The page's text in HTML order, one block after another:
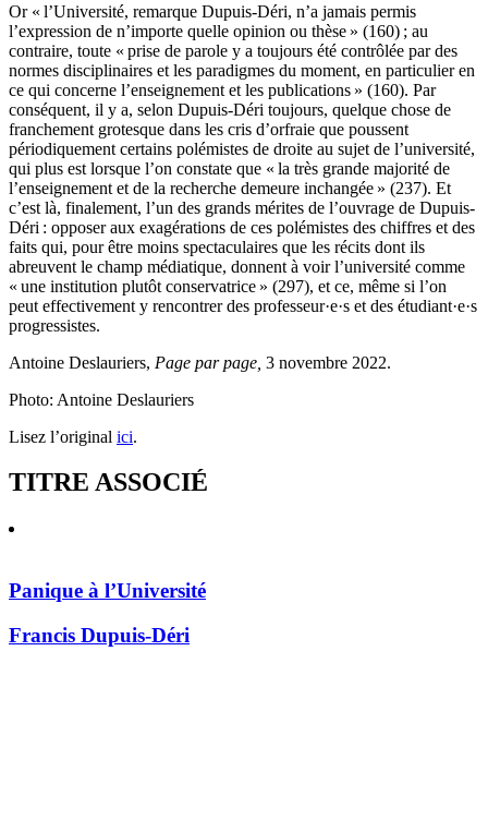
Or « l’Université, remarque Dupuis-Déri, n’a jamais permis
l’expression de n’importe quelle opinion ou thèse » (160) ; au
contraire, toute « prise de parole y a toujours été contrôlée par des
normes disciplinaires et les paradigmes du moment, en particulier en
ce qui concerne l’enseignement et les publications » (160). Par
conséquent, il y a, selon Dupuis-Déri toujours, quelque chose de
franchement grotesque dans les cris d’orfraie que poussent
périodiquement certains polémistes de droite au sujet de l’université,
qui plus est lorsque l’on constate que « la très grande majorité de
l’enseignement et de la recherche demeure inchangée » (237). Et
c’est là, finalement, l’un des grands mérites de l’ouvrage de Dupuis-
Déri : opposer aux exagérations de ces polémistes des chiffres et des
faits qui, pour être moins spectaculaires que les récits dont ils
abreuvent le champ médiatique, donnent à voir l’université comme
« une institution plutôt conservatrice » (297), et ce, même si l’on
peut effectivement y rencontrer des professeur·e·s et des étudiant·e·s
progressistes.
Antoine Deslauriers, Page par page, 3 novembre 2022.
Photo: Antoine Deslauriers
Lisez l’original ici.
TITRE ASSOCIÉ
Panique à l’Université
Francis Dupuis-Déri